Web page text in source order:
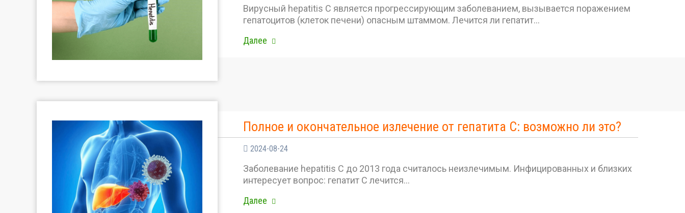
Вирусный hepatitis C является прогрессирующим заболеванием, вызывается поражением
гепатоцитов (клеток печени) опасным штаммом. Лечится ли гепатит…
Далее
Полное и окончательное излечение от гепатита С: возможно ли это?
2024-08-24
Заболевание hepatitis C до 2013 года считалось неизлечимым. Инфицированных и близких
интересует вопрос: гепатит С лечится…
Далее